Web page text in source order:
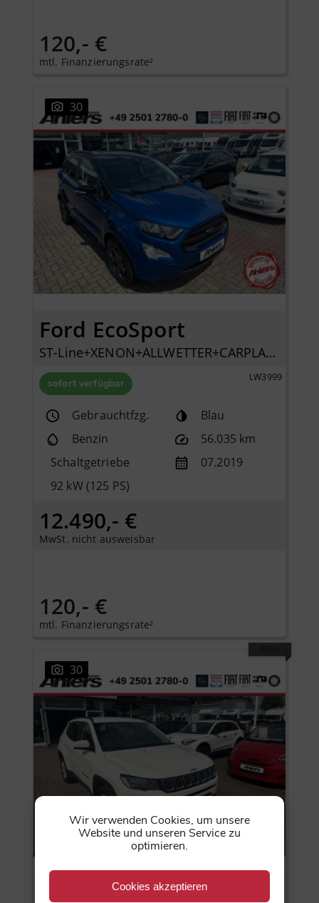
Wir verwenden Cookies, um unsere
Website und unseren Service zu
optimieren.
Cookies akzeptieren
120,- €
mtl. Finanzierungsrate²
30
Ford EcoSport
ST-Line+XENON+ALLWETTER+CARPLAY+SHZ+KLIMAAUTO+PDC+
sofort verfügbar LW3999
Gebrauchtfzg.
Blau
Benzin
56.035 km
Schaltgetriebe
07.2019
92 kW (125 PS)
12.490,- €
MwSt. nicht ausweisbar
120,- €
mtl. Finanzierungsrate²
30
Jeep Compass